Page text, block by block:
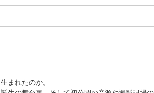
まれたのか。